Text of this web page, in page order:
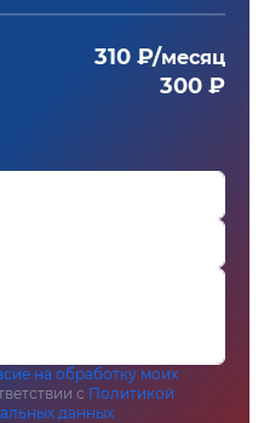
310 ₽/месяц
300 ₽
на обработку моих
с Политикой
данных